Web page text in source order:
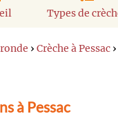
Types de
› Crèche à Pessac ›
à Pessac